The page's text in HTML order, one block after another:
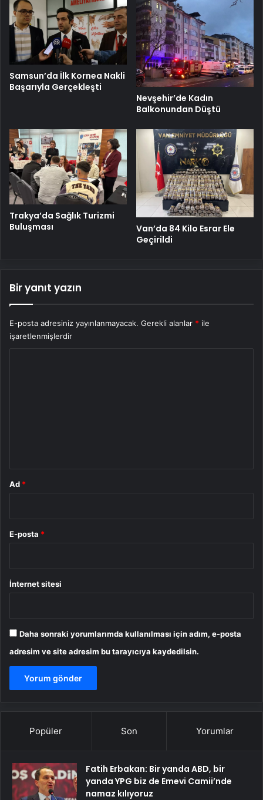
Samsun’da İlk Kornea Nakli
Başarıyla Gerçekleşti
Nevşehir’de Kadın
Balkonundan Düştü
Trakya’da Sağlık Turizmi
Buluşması
Van’da 84 Kilo Esrar Ele
Geçirildi
Bir yanıt yazın
E-posta adresiniz yayınlanmayacak. Gerekli alanlar * ile
işaretlenmişlerdir
Ad *
E-posta *
İnternet sitesi
Daha sonraki yorumlarımda kullanılması için adım, e-posta
adresim ve site adresim bu tarayıcıya kaydedilsin.
Popüler Son Yorumlar
Fatih Erbakan: Bir yanda ABD, bir
yanda YPG biz de Emevi Camii’nde
namaz kılıyoruz